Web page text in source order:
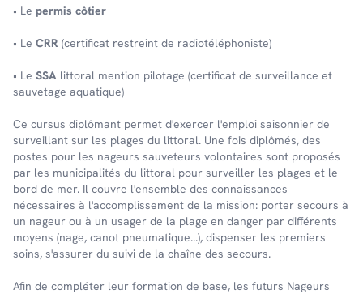
• Le permis côtier
• Le CRR (certificat restreint de radiotéléphoniste)
• Le SSA littoral mention pilotage (certificat de surveillance et
sauvetage aquatique)
Ce cursus diplômant permet d'exercer l'emploi saisonnier de
surveillant sur les plages du littoral. Une fois diplômés, des
postes pour les nageurs sauveteurs volontaires sont proposés
par les municipalités du littoral pour surveiller les plages et le
bord de mer. Il couvre l'ensemble des connaissances
nécessaires à l'accomplissement de la mission: porter secours à
un nageur ou à un usager de la plage en danger par différents
moyens (nage, canot pneumatique...), dispenser les premiers
soins, s'assurer du suivi de la chaîne des secours.
Afin de compléter leur formation de base, les futurs Nageurs